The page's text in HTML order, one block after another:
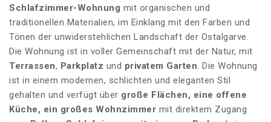
Schlafzimmer-Wohnung mit organischen und
traditionellen Materialien, im Einklang mit den Farben und
Tönen der unwiderstehlichen Landschaft der Ostalgarve.
Die Wohnung ist in voller Gemeinschaft mit der Natur, mit
Terrassen, Parkplatz und privatem Garten. Die Wohnung
ist in einem modernen, schlichten und eleganten Stil
gehalten und verfügt über große Flächen, eine offene
Küche, ein großes Wohnzimmer mit direktem Zugang